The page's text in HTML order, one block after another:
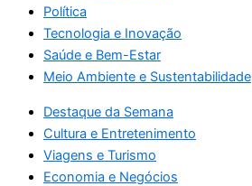
Política
Tecnologia e Inovação
Saúde e Bem-Estar
Meio Ambiente e Sustentabilidade
Destaque da Semana
Cultura e Entretenimento
Viagens e Turismo
Economia e Negócios